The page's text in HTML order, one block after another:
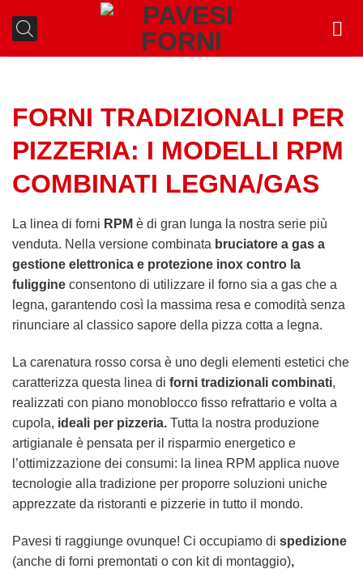
FORNI TRADIZIONALI PER
PIZZERIA: I MODELLI RPM
COMBINATI LEGNA/GAS
La linea di forni RPM è di gran lunga la nostra serie più
venduta. Nella versione combinata bruciatore a gas a
gestione elettronica e protezione inox contro la
fuliggine consentono di utilizzare il forno sia a gas che a
legna, garantendo così la massima resa e comodità senza
rinunciare al classico sapore della pizza cotta a legna.
La carenatura rosso corsa è uno degli elementi estetici che
caratterizza questa linea di forni tradizionali combinati,
realizzati con piano monoblocco fisso refrattario e volta a
cupola, ideali per pizzeria. Tutta la nostra produzione
artigianale è pensata per il risparmio energetico e
l’ottimizzazione dei consumi: la linea RPM applica nuove
tecnologie alla tradizione per proporre soluzioni uniche
apprezzate da ristoranti e pizzerie in tutto il mondo.
Pavesi ti raggiunge ovunque! Ci occupiamo di spedizione
(anche di forni premontati o con kit di montaggio),